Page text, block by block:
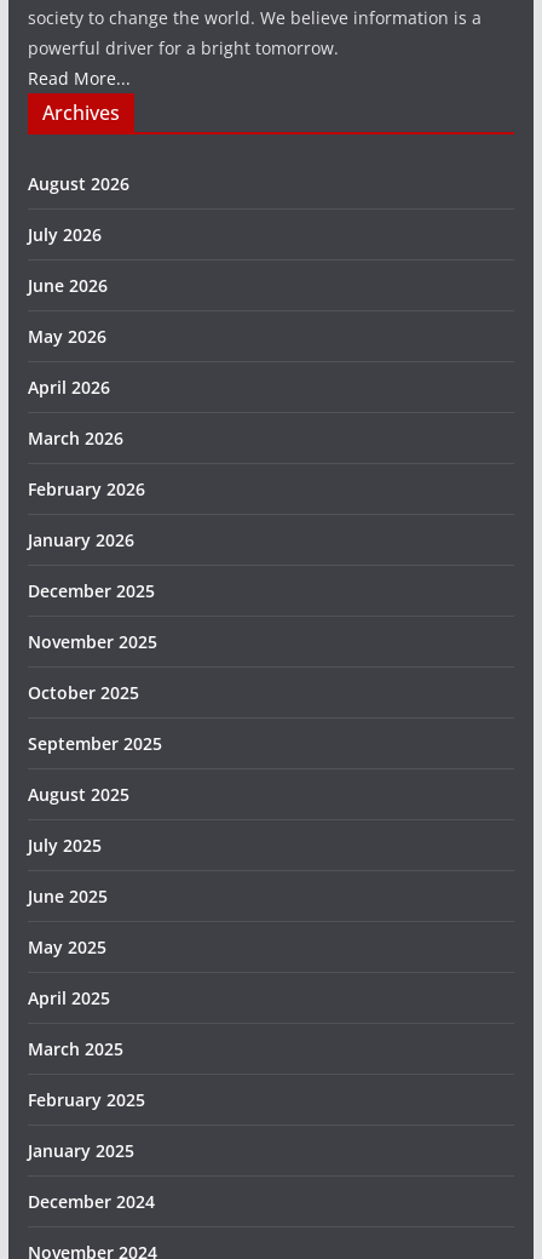
society to change the world. We believe information is a
powerful driver for a bright tomorrow.
Read More...
Archives
August 2026
July 2026
June 2026
May 2026
April 2026
March 2026
February 2026
January 2026
December 2025
November 2025
October 2025
September 2025
August 2025
July 2025
June 2025
May 2025
April 2025
March 2025
February 2025
January 2025
December 2024
November 2024